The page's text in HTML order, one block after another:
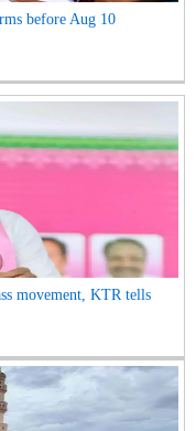
before Aug 10
movement, KTR tells